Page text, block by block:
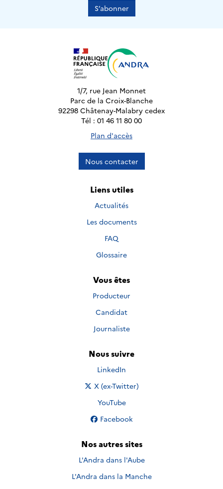
S’abonner
1/7, rue Jean Monnet
Parc de la Croix-Blanche
92298 Châtenay-Malabry cedex
Tél : 01 46 11 80 00
Plan d'accès
Nous contacter
Liens utiles
Actualités
Les documents
FAQ
Glossaire
Vous êtes
Producteur
Candidat
Journaliste
Nous suivre
Nous suivre sur
LinkedIn
Nous suivre sur
X (ex-Twitter)
Nous suivre sur
YouTube
Nous suivre sur
Facebook
Nos autres sites
L'Andra dans l'Aube
L'Andra dans la Manche